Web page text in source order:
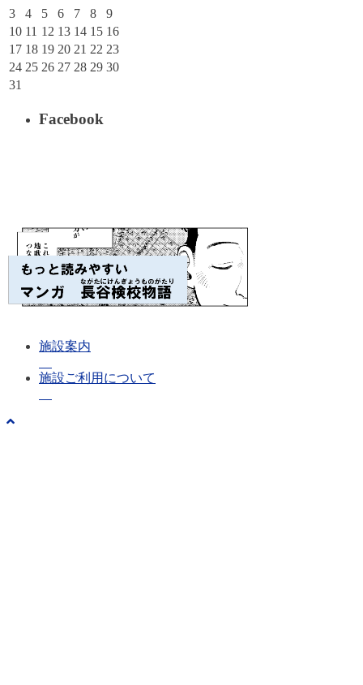
3
4 5 6 7 8
9
10 11 12 13 14 15 16
17 18 19 20 21 22 23
24 25 26 27 28 29 30
31
Facebook
施設案内
施設ご利用について